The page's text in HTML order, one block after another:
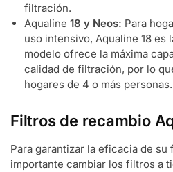
filtración.
Aqualine 18 y Neos: Para
uso intensivo, Aqualine 18 es
modelo ofrece la máxima
calidad de filtración, por lo
hogares de 4 o más personas.
Filtros de recambio
Para garantizar la eficacia de su
importante cambiar los filtros a